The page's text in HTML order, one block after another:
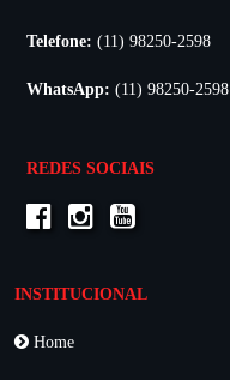
Telefone: (11) 98250-2598
WhatsApp: (11) 98250-2598
REDES SOCIAIS
INSTITUCIONAL
Home